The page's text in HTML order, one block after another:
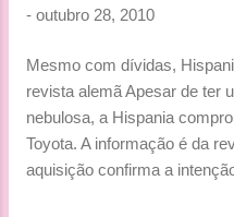
- outubro 28, 2010
Mesmo com dívidas,
revista alemã Apesar de ter
nebulosa, a Hispania
Toyota. A informação é da
aquisição confirma a